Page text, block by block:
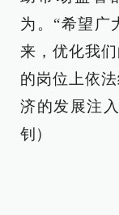
为。“希望广
来，优化我
的岗位上依
济的发展注
钊）